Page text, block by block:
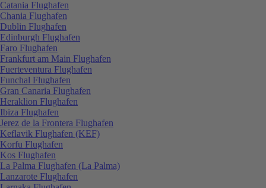
Catania Flughafen
Chania Flughafen
Dublin Flughafen
Edinburgh Flughafen
Faro Flughafen
Frankfurt am Main Flughafen
Fuerteventura Flughafen
Funchal Flughafen
Gran Canaria Flughafen
Heraklion Flughafen
Ibiza Flughafen
Jerez de la Frontera Flughafen
Keflavik Flughafen (KEF)
Korfu Flughafen
Kos Flughafen
La Palma Flughafen (La Palma)
Lanzarote Flughafen